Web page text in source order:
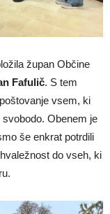
župan Občine
Fafulič. S tem
vsem, ki
Obenem je
še enkrat potrdili
do vseh, ki